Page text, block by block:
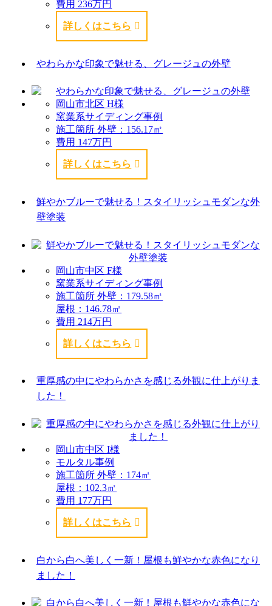
費用 236万円
詳しくはこちら
やわらかな印象で魅せる、グレージュの外壁
岡山市北区 H様
窯業系サイディング事例
施工箇所 外壁：156.17㎡
費用 147万円
詳しくはこちら
鮮やかブルーで魅せる！スタイリッシュモダンな外
壁塗装
岡山市中区 F様
窯業系サイディング事例
施工箇所 外壁：179.58㎡
屋根：146.78㎡
費用 214万円
詳しくはこちら
重厚感の中にやわらかさを感じる外観に仕上がりま
した！
岡山市中区 I様
モルタル事例
施工箇所 外壁：174㎡
屋根：102.3㎡
費用 177万円
詳しくはこちら
白から白へ美しく一新！屋根も鮮やかな赤色になり
ました！